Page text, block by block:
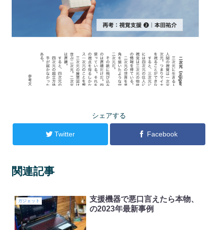
シェアする
Twitter Facebook
関連記事
ガジェット
支援機器で悪口言えたら本物、
の2023年最新事例